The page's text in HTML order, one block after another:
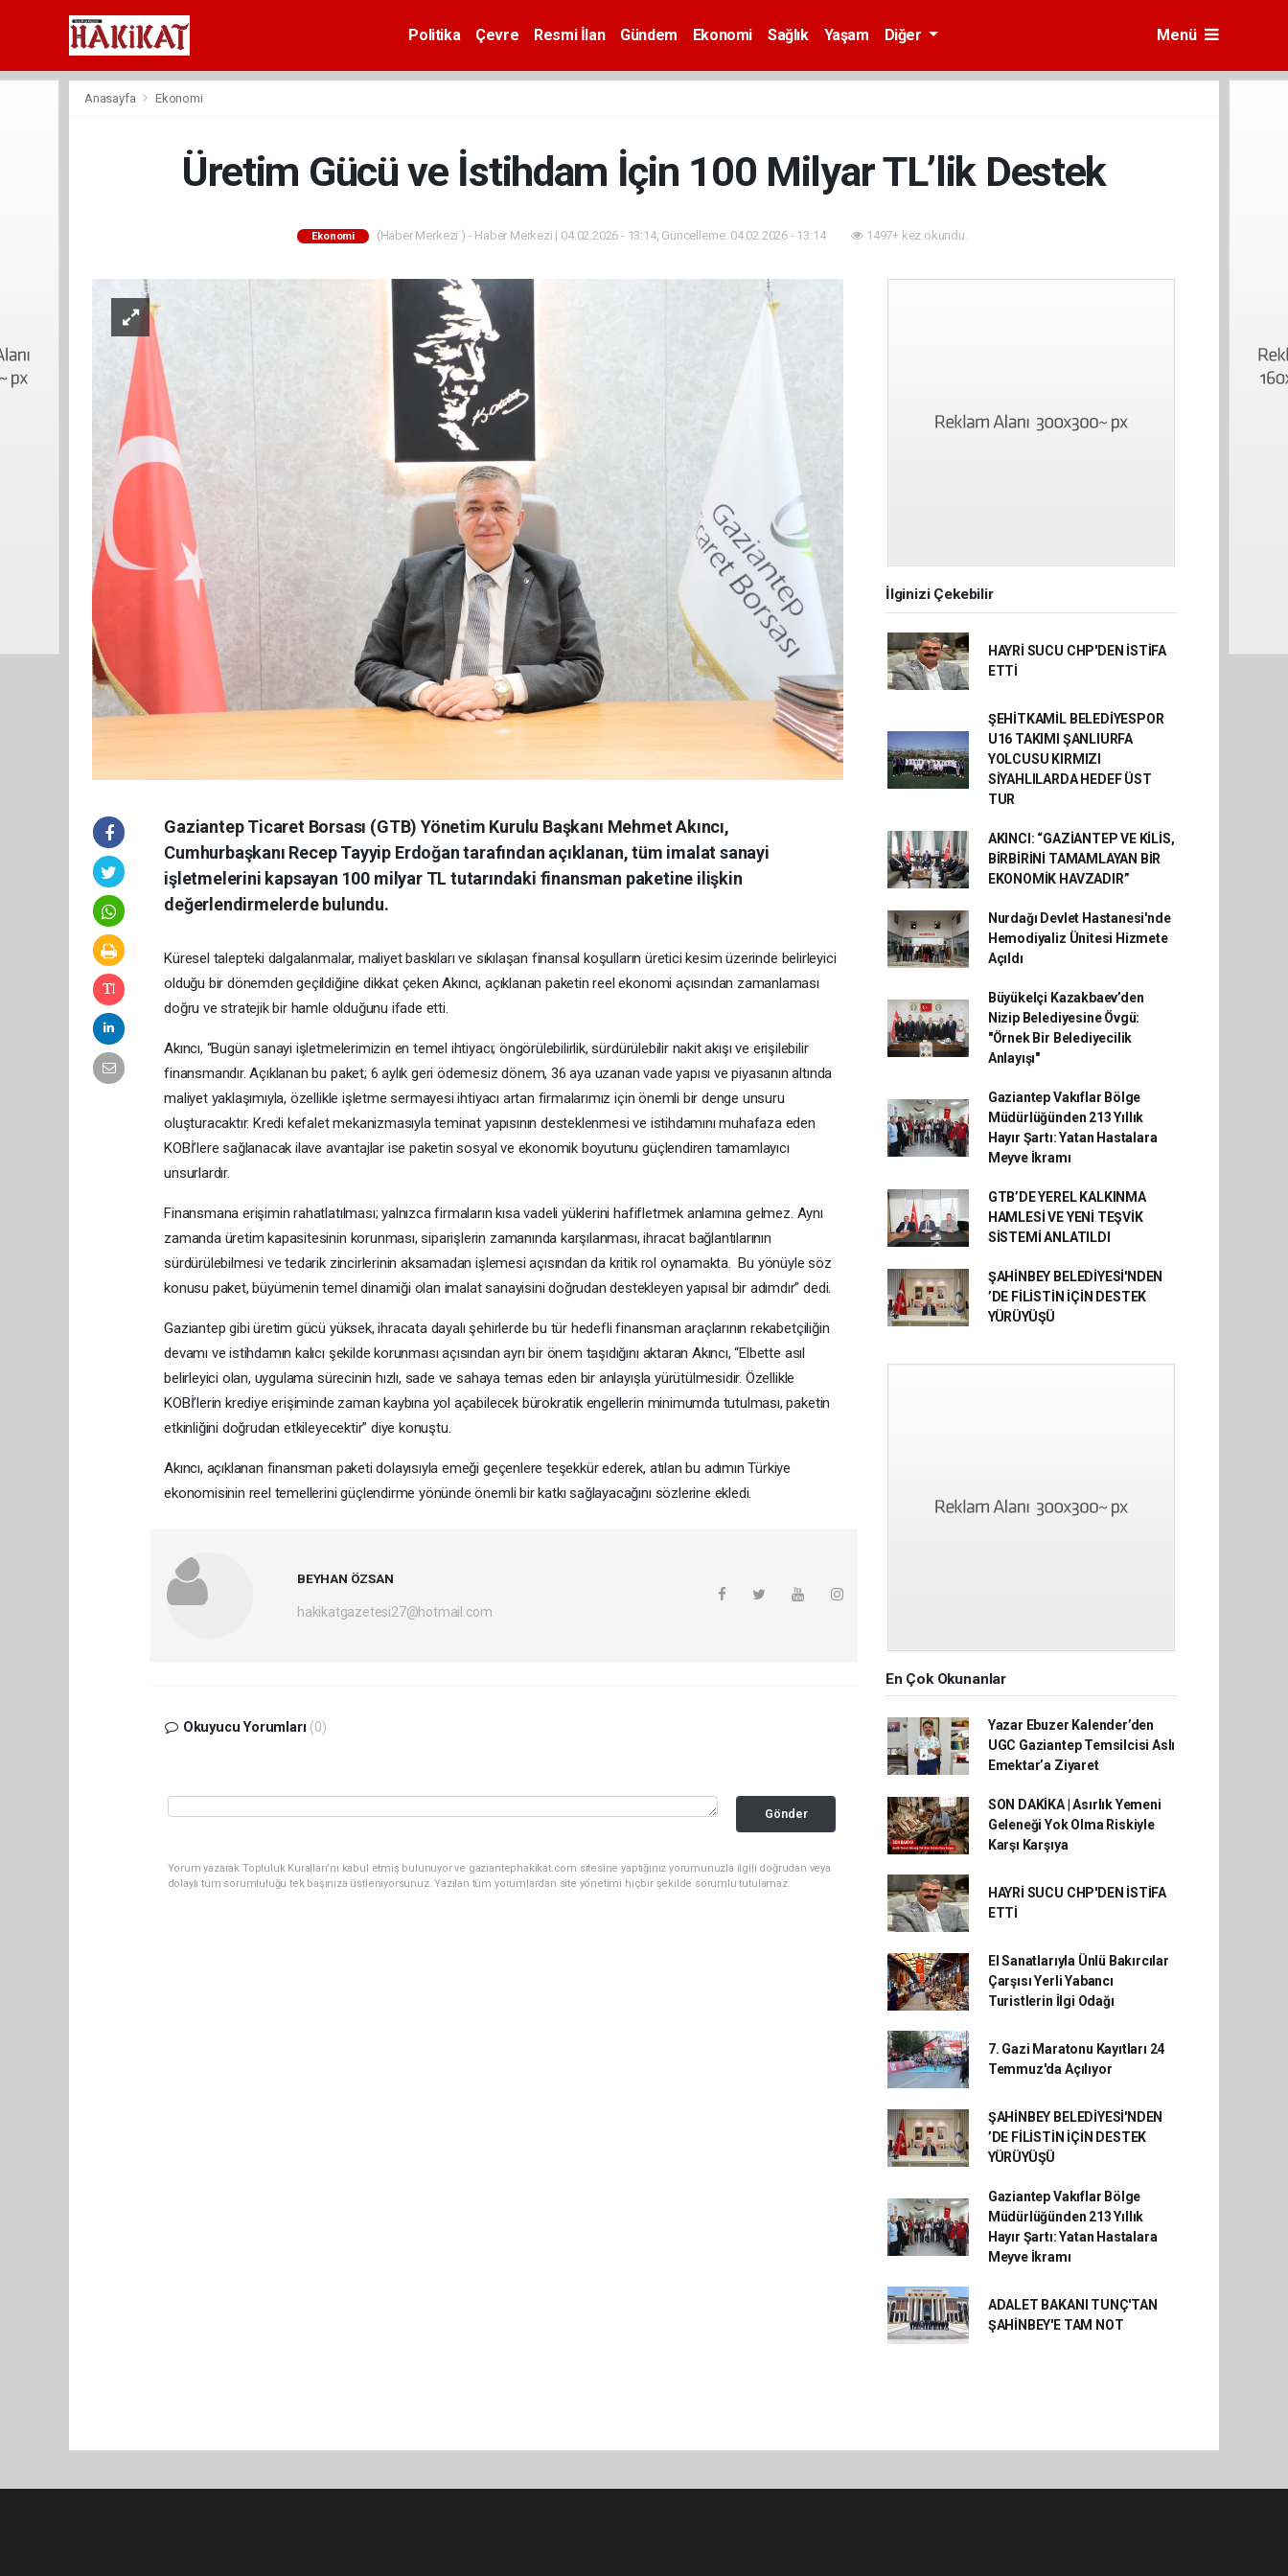
Politika Çevre Resmi İlan Gündem Ekonomi Sağlık Yaşam Diğer Menü
Anasayfa Ekonomi
Üretim Gücü ve İstihdam İçin 100 Milyar TL’lik Destek
Ekonomi (Haber Merkezi ) - Haber Merkezi | 04.02.2026 - 13:14, Güncelleme: 04.02.2026 - 13:14 1497+ kez okundu.
Gaziantep Ticaret Borsası (GTB) Yönetim Kurulu Başkanı Mehmet Akıncı,
Cumhurbaşkanı Recep Tayyip Erdoğan tarafından açıklanan, tüm imalat sanayi
işletmelerini kapsayan 100 milyar TL tutarındaki finansman paketine ilişkin
değerlendirmelerde bulundu.
Küresel talepteki dalgalanmalar, maliyet baskıları ve sıkılaşan finansal koşulların üretici kesim üzerinde belirleyici
olduğu bir dönemden geçildiğine dikkat çeken Akıncı, açıklanan paketin reel ekonomi açısından zamanlaması
doğru ve stratejik bir hamle olduğunu ifade etti.
Akıncı, “Bugün sanayi işletmelerimizin en temel ihtiyacı; öngörülebilirlik, sürdürülebilir nakit akışı ve erişilebilir
finansmandır. Açıklanan bu paket; 6 aylık geri ödemesiz dönem, 36 aya uzanan vade yapısı ve piyasanın altında
maliyet yaklaşımıyla, özellikle işletme sermayesi ihtiyacı artan firmalarımız için önemli bir denge unsuru
oluşturacaktır. Kredi kefalet mekanizmasıyla teminat yapısının desteklenmesi ve istihdamını muhafaza eden
KOBİ’lere sağlanacak ilave avantajlar ise paketin sosyal ve ekonomik boyutunu güçlendiren tamamlayıcı
unsurlardır.
Finansmana erişimin rahatlatılması; yalnızca firmaların kısa vadeli yüklerini hafifletmek anlamına gelmez. Aynı
zamanda üretim kapasitesinin korunması, siparişlerin zamanında karşılanması, ihracat bağlantılarının
sürdürülebilmesi ve tedarik zincirlerinin aksamadan işlemesi açısından da kritik rol oynamakta. Bu yönüyle söz
konusu paket, büyümenin temel dinamiği olan imalat sanayisini doğrudan destekleyen yapısal bir adımdır” dedi.
Gaziantep gibi üretim gücü yüksek, ihracata dayalı şehirlerde bu tür hedefli finansman araçlarının rekabetçiliğin
devamı ve istihdamın kalıcı şekilde korunması açısından ayrı bir önem taşıdığını aktaran Akıncı, “Elbette asıl
belirleyici olan, uygulama sürecinin hızlı, sade ve sahaya temas eden bir anlayışla yürütülmesidir. Özellikle
KOBİ’lerin krediye erişiminde zaman kaybına yol açabilecek bürokratik engellerin minimumda tutulması, paketin
etkinliğini doğrudan etkileyecektir” diye konuştu.
Akıncı, açıklanan finansman paketi dolayısıyla emeği geçenlere teşekkür ederek, atılan bu adımın Türkiye
ekonomisinin reel temellerini güçlendirme yönünde önemli bir katkı sağlayacağını sözlerine ekledi.
BEYHAN ÖZSAN
hakikatgazetesi27@hotmail.com
Okuyucu Yorumları (0)
Gönder
Yorum yazarak Topluluk Kuralları’nı kabul etmiş bulunuyor ve gaziantephakikat.com sitesine yaptığınız yorumunuzla ilgili doğrudan veya
dolaylı tüm sorumluluğu tek başınıza üstleniyorsunuz. Yazılan tüm yorumlardan site yönetimi hiçbir şekilde sorumlu tutulamaz.
İlginizi Çekebilir
HAYRİ SUCU CHP'DEN İSTİFA
ETTİ
ŞEHİTKAMİL BELEDİYESPOR
U16 TAKIMI ŞANLIURFA
YOLCUSU KIRMIZI
SİYAHLILARDA HEDEF ÜST
TUR
AKINCI: “GAZİANTEP VE KİLİS,
BİRBİRİNİ TAMAMLAYAN BİR
EKONOMİK HAVZADIR”
Nurdağı Devlet Hastanesi'nde
Hemodiyaliz Ünitesi Hizmete
Açıldı
Büyükelçi Kazakbaev’den
Nizip Belediyesine Övgü:
"Örnek Bir Belediyecilik
Anlayışı"
Gaziantep Vakıflar Bölge
Müdürlüğünden 213 Yıllık
Hayır Şartı: Yatan Hastalara
Meyve İkramı
GTB’DE YEREL KALKINMA
HAMLESİ VE YENİ TEŞVİK
SİSTEMİ ANLATILDI
ŞAHİNBEY BELEDİYESİ'NDEN
’DE FİLİSTİN İÇİN DESTEK
YÜRÜYÜŞÜ
En Çok Okunanlar
Yazar Ebuzer Kalender’den
UGC Gaziantep Temsilcisi Aslı
Emektar’a Ziyaret
SON DAKİKA | Asırlık Yemeni
Geleneği Yok Olma Riskiyle
Karşı Karşıya
HAYRİ SUCU CHP'DEN İSTİFA
ETTİ
El Sanatlarıyla Ünlü Bakırcılar
Çarşısı Yerli Yabancı
Turistlerin İlgi Odağı
7. Gazi Maratonu Kayıtları 24
Temmuz'da Açılıyor
ŞAHİNBEY BELEDİYESİ'NDEN
’DE FİLİSTİN İÇİN DESTEK
YÜRÜYÜŞÜ
Gaziantep Vakıflar Bölge
Müdürlüğünden 213 Yıllık
Hayır Şartı: Yatan Hastalara
Meyve İkramı
ADALET BAKANI TUNÇ'TAN
ŞAHİNBEY'E TAM NOT